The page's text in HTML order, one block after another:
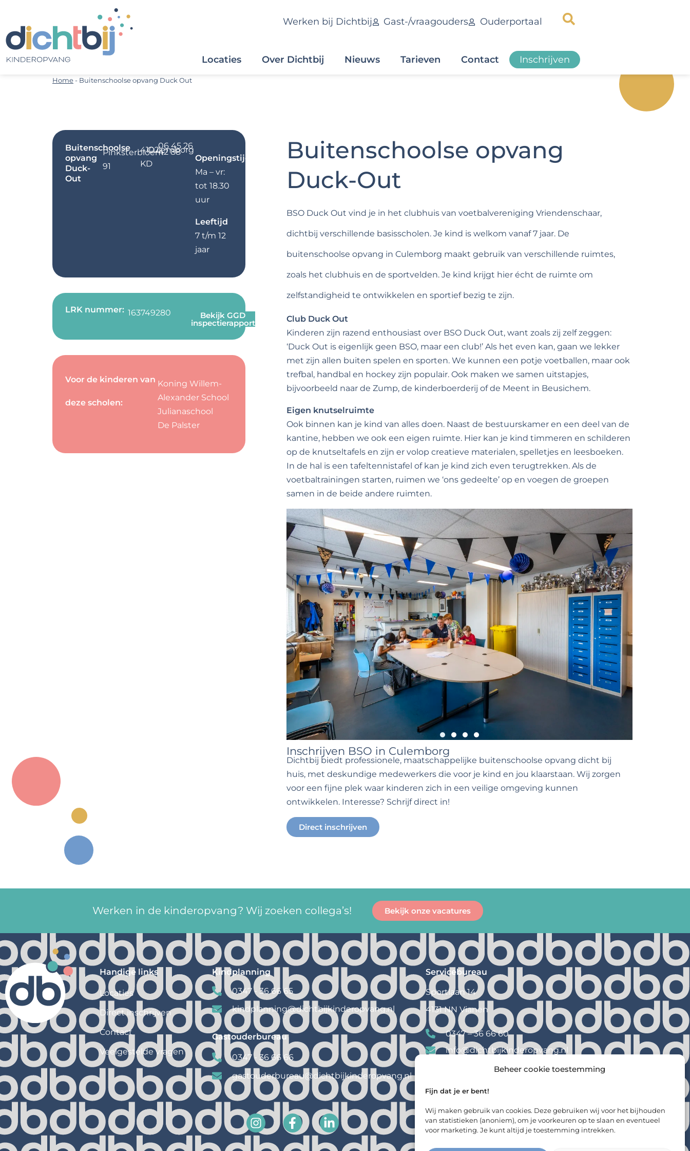
Beheer cookie toestemming
Fijn dat je er bent!
Wij maken gebruik van cookies. Deze gebruiken wij voor het bijhouden
van statistieken (anoniem), om je voorkeuren op te slaan en eventueel
voor marketing. Je kunt altijd je toestemming intrekken.
Werken bij Dichtbij Gast-/vraagouders Ouderportaal
Locaties Over Dichtbij Nieuws Tarieven Contact Inschrijven
Home- Buitenschoolse opvang Duck Out
Buitenschoolse
opvang
Duck-
Out
Pinksterbloem
91
4102
KD
Culemborg
06 45 26
42 88
Openingstijden
Ma – vr:
tot 18.30
uur
Leeftijd
7 t/m 12
jaar
LRK nummer: 163749280 Bekijk GGD
inspectierapport
Voor de kinderen van
deze scholen:
Koning Willem-
Alexander School
Julianaschool
De Palster
Buitenschoolse opvang
Duck-Out
BSO Duck Out vind je in het clubhuis van voetbalvereniging Vriendenschaar,
dichtbij verschillende basisscholen. Je kind is welkom vanaf 7 jaar. De
buitenschoolse opvang in Culemborg maakt gebruik van verschillende ruimtes,
zoals het clubhuis en de sportvelden. Je kind krijgt hier écht de ruimte om
zelfstandigheid te ontwikkelen en sportief bezig te zijn.
Club Duck Out
Kinderen zijn razend enthousiast over BSO Duck Out, want zoals zij zelf zeggen:
‘Duck Out is eigenlijk geen BSO, maar een club!’ Als het even kan, gaan we lekker
met zijn allen buiten spelen en sporten. We kunnen een potje voetballen, maar ook
trefbal, handbal en hockey zijn populair. Ook maken we samen uitstapjes,
bijvoorbeeld naar de Zump, de kinderboerderij of de Meent in Beusichem.
Eigen knutselruimte
Ook binnen kan je kind van alles doen. Naast de bestuurskamer en een deel van de
kantine, hebben we ook een eigen ruimte. Hier kan je kind timmeren en schilderen
op de knutseltafels en zijn er volop creatieve materialen, spelletjes en leesboeken.
In de hal is een tafeltennistafel of kan je kind zich even terugtrekken. Als de
voetbaltrainingen starten, ruimen we ‘ons gedeelte’ op en voegen de groepen
samen in de beide andere ruimten.
Inschrijven BSO in Culemborg
Dichtbij biedt professionele, maatschappelijke buitenschoolse opvang dicht bij
huis, met deskundige medewerkers die voor je kind en jou klaarstaan. Wij zorgen
voor een fijne plek waar kinderen zich in een veilige omgeving kunnen
ontwikkelen. Interesse? Schrijf direct in!
Direct inschrijven
Werken in de kinderopvang? Wij zoeken collega’s! Bekijk onze vacatures
Handige links
Locaties
Direct inschrijven
Contact
Veelgestelde vragen
Kindplanning
0347 - 36 66 65
kindplanning@dichtbijkinderopvang.nl
Gastouderbureau
0347 - 36 66 66
gastouderbureau@dichtbijkinderopvang.nl
Servicebureau
Sportlaan 14
4131 NN Vianen
0347 – 36 66 60
info@dichtbijkinderopvang.nl